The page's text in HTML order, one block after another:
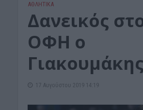
ΑΘΛΗΤΙΚΑ
Δανεικός
ΟΦΗ ο
Γιακουμάκης
17 Αυγούστου 2019 14:19